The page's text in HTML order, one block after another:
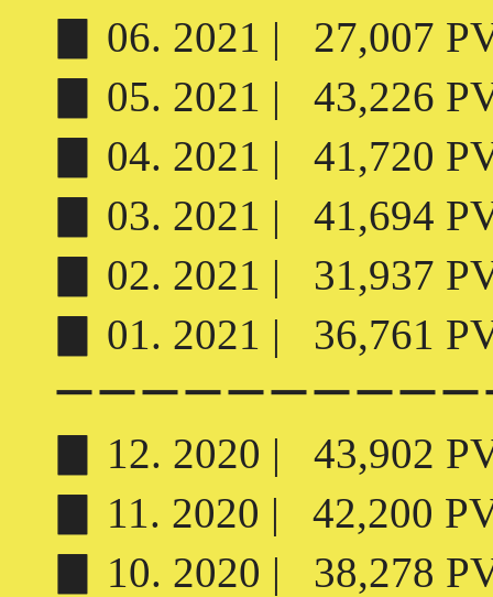
▊ 06. 2021 | 27,007
▊ 05. 2021 | 43,226
▊ 04. 2021 | 41,720
▊ 03. 2021 | 41,694
▊ 02. 2021 | 31,937
▊ 01. 2021 | 36,761
ーーーーーーーーー
▊ 12. 2020 | 43,902
▊ 11. 2020 | 42,200
▊ 10. 2020 | 38,278